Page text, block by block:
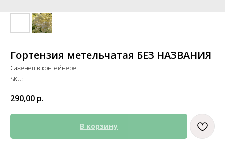
Гортензия метельчатая БЕЗ НАЗВАНИЯ
Саженец в контейнере
SKU:
290,00 р.
В корзину